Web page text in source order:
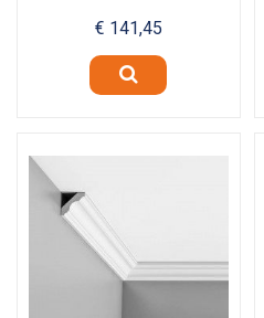
€ 141,45